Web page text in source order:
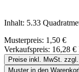
Inhalt: 5.33
Musterpreis: 1,50 €
Verkaufspreis: 16,28 €
Preise inkl. MwSt.
Muster in den